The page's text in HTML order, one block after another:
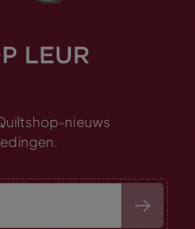
nieuws